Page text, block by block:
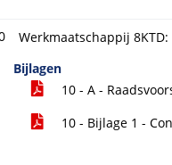
Werkmaatschappij
Bijlagen
10 - A -
10 - Bijlage 1 -